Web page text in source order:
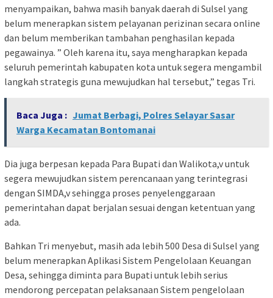
menyampaikan, bahwa masih banyak daerah di Sulsel yang
belum menerapkan sistem pelayanan perizinan secara online
dan belum memberikan tambahan penghasilan kepada
pegawainya. ” Oleh karena itu, saya mengharapkan kepada
seluruh pemerintah kabupaten kota untuk segera mengambil
langkah strategis guna mewujudkan hal tersebut,” tegas Tri.
Baca Juga : Jumat Berbagi, Polres Selayar Sasar
Warga Kecamatan Bontomanai
Dia juga berpesan kepada Para Bupati dan Walikota,v untuk
segera mewujudkan sistem perencanaan yang terintegrasi
dengan SIMDA,v sehingga proses penyelenggaraan
pemerintahan dapat berjalan sesuai dengan ketentuan yang
ada.
Bahkan Tri menyebut, masih ada lebih 500 Desa di Sulsel yang
belum menerapkan Aplikasi Sistem Pengelolaan Keuangan
Desa, sehingga diminta para Bupati untuk lebih serius
mendorong percepatan pelaksanaan Sistem pengelolaan